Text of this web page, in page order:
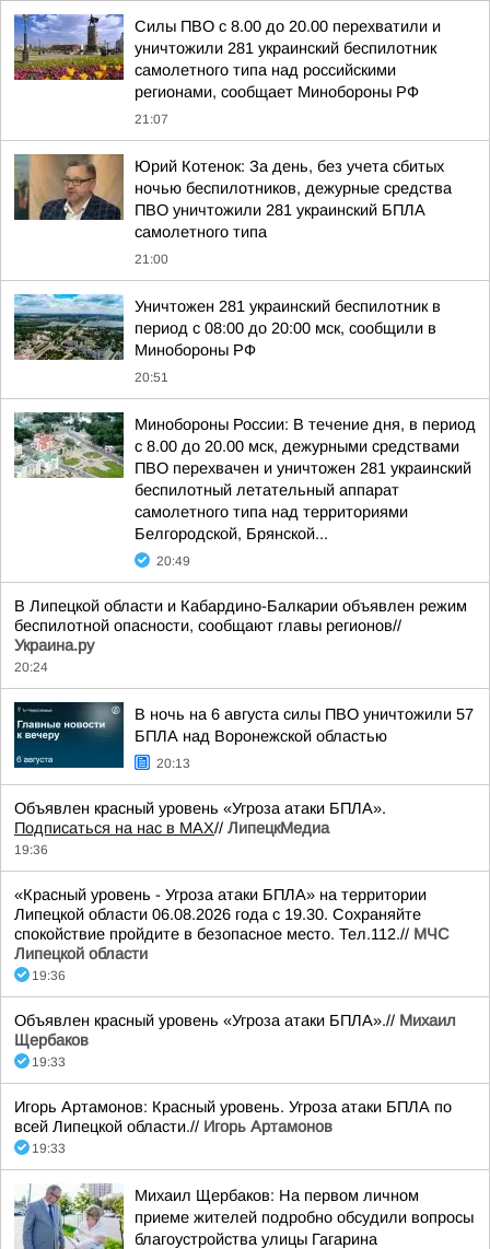
Силы ПВО с 8.00 до 20.00 перехватили и
уничтожили 281 украинский беспилотник
самолетного типа над российскими
регионами, сообщает Минобороны РФ
21:07
Юрий Котенок: За день, без учета сбитых
ночью беспилотников, дежурные средства
ПВО уничтожили 281 украинский БПЛА
самолетного типа
21:00
Уничтожен 281 украинский беспилотник в
период с 08:00 до 20:00 мск, сообщили в
Минобороны РФ
20:51
Минобороны России: В течение дня, в период
с 8.00 до 20.00 мск, дежурными средствами
ПВО перехвачен и уничтожен 281 украинский
беспилотный летательный аппарат
самолетного типа над территориями
Белгородской, Брянской...
20:49
В Липецкой области и Кабардино-Балкарии объявлен режим
беспилотной опасности, сообщают главы регионов//
Украина.ру
20:24
В ночь на 6 августа силы ПВО уничтожили 57
БПЛА над Воронежской областью
20:13
Объявлен красный уровень «Угроза атаки БПЛА».
Подписаться на нас в МАХ// ЛипецкМедиа
19:36
«Красный уровень - Угроза атаки БПЛА» на территории
Липецкой области 06.08.2026 года с 19.30. Сохраняйте
спокойствие пройдите в безопасное место. Тел.112.// МЧС
Липецкой области
19:36
Объявлен красный уровень «Угроза атаки БПЛА».// Михаил
Щербаков
19:33
Игорь Артамонов: Красный уровень. Угроза атаки БПЛА по
всей Липецкой области.// Игорь Артамонов
19:33
Михаил Щербаков: На первом личном
приеме жителей подробно обсудили вопросы
благоустройства улицы Гагарина